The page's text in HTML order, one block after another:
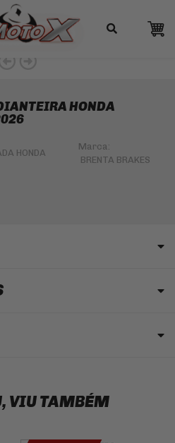
HONDA
HONDA
Marca:
BRENTA BRAKES
VIU TAMBÉM